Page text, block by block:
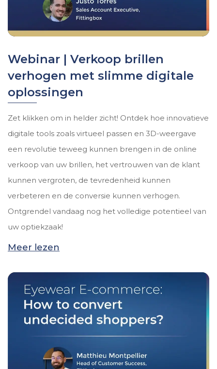
Webinar | Verkoop brillen
verhogen met slimme digitale
oplossingen
Zet klikken om in helder zicht! Ontdek hoe innovatieve
digitale tools zoals virtueel passen en 3D-weergave
een revolutie teweeg kunnen brengen in de online
verkoop van uw brillen, het vertrouwen van de klant
kunnen vergroten, de tevredenheid kunnen
verbeteren en de conversie kunnen verhogen.
Ontgrendel vandaag nog het volledige potentieel van
uw optiekzaak!
Meer lezen